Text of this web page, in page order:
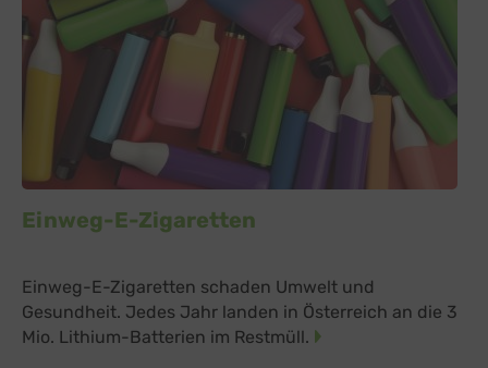
Einweg-E-Zigaretten
Einweg-E-Zigaretten schaden Umwelt und
Gesundheit. Jedes Jahr landen in Österreich an die 3
Mio. Lithium-Batterien im Restmüll.